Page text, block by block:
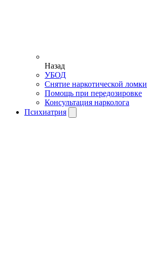
Назад
УБОД
Снятие наркотической ломки
Помощь при передозировке
Консультация нарколога
Психиатрия